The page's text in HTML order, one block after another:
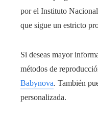
por el Instituto
que sigue un estricto
Si deseas mayor
métodos de
Babynova. También
personalizada.